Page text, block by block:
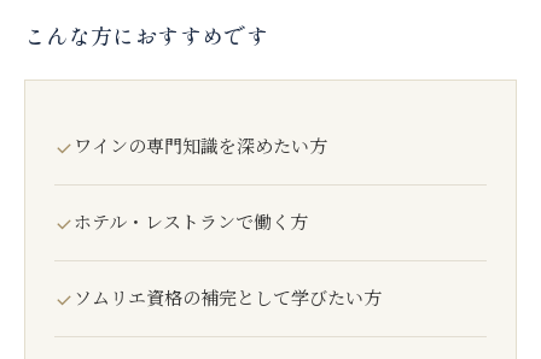
こんな方におすすめです
ワインの専門知識を深めたい方
ホテル・レストランで働く方
ソムリエ資格の補完として学びたい方